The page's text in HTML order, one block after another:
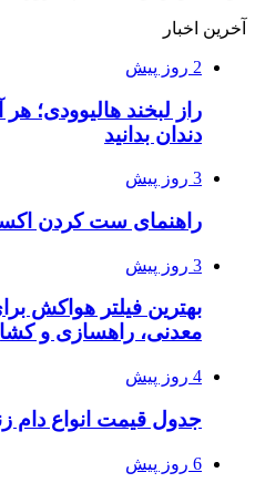
آخرین اخبار
2 روز پیش
راز لبخند هالیوودی؛ هر
دندان بدانید
3 روز پیش
راهنمای ست کردن
3 روز پیش
بهترین فیلتر هواکش
معدنی، راهسازی و
4 روز پیش
جدول قیمت انواع دام
6 روز پیش